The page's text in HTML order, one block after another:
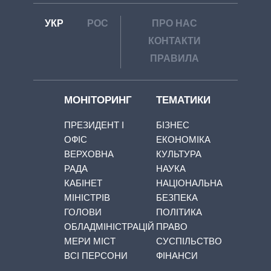
УКР РОС
ПРО НАС
КОНТАКТИ
ПРАВИЛА
МОНІТОРИНГ
ПРЕЗИДЕНТ І
ОФІС
ВЕРХОВНА
РАДА
КАБІНЕТ
МІНІСТРІВ
ГОЛОВИ
ОБЛАДМІНІСТРАЦІЙ
МЕРИ МІСТ
ВСІ ПЕРСОНИ
ТЕМАТИКИ
БІЗНЕС
ЕКОНОМІКА
КУЛЬТУРА
НАУКА
НАЦІОНАЛЬНА
БЕЗПЕКА
ПОЛІТИКА
ПРАВО
СУСПІЛЬСТВО
ФІНАНСИ